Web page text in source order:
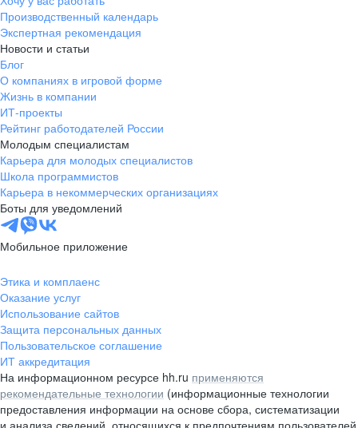
Производственный календарь
Экспертная рекомендация
Новости и статьи
Блог
О компаниях в игровой форме
Жизнь в компании
ИТ-проекты
Рейтинг работодателей России
Молодым специалистам
Карьера для молодых специалистов
Школа программистов
Карьера в некоммерческих организациях
Боты для уведомлений
Мобильное приложение
Этика и комплаенс
Оказание услуг
Использование сайтов
Защита персональных данных
Пользовательское соглашение
ИТ аккредитация
На информационном ресурсе hh.ru применяются
рекомендательные технологии (информационные технологии
предоставления информации на основе сбора, систематизации
и анализа сведений, относящихся к предпочтениям пользователей